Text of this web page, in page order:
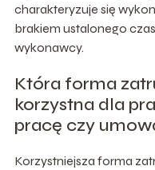
charakteryzuje się
brakiem ustalonego
wykonawcy.
Która forma
korzystna dla
pracę czy
Korzystniejsza forma